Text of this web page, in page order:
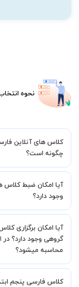
نحوه
کلاس های آنلاین
چگونه است؟
شما میدهیم که استاد
یک کلاس آنلاین با
آیا امکان ضبط کلاس
وجود دارد؟
کنید.
آیا امکان برگزاری
گروهی وجود دارد؟
محاسبه میشود؟
در صورتیکه مایل هستید
کلاس فارسی پنجم